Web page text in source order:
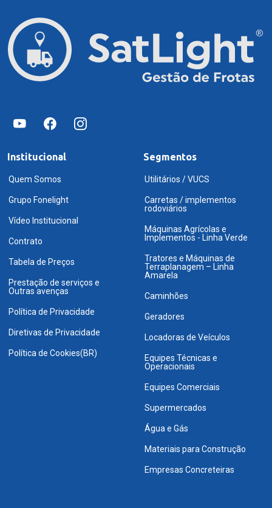
Institucional
Quem Somos
Grupo Fonelight
Vídeo Institucional
Contrato
Tabela de Preços
Prestação de serviços e
Outras avenças
Política de Privacidade
Diretivas de Privacidade
Política de Cookies(BR)
Segmentos
Utilitários / VUCS
Carretas / implementos
rodoviários
Máquinas Agrícolas e
Implementos - Linha Verde
Tratores e Máquinas de
Terraplanagem – Linha
Amarela
Caminhões
Geradores
Locadoras de Veículos
Equipes Técnicas e
Operacionais
Equipes Comerciais
Supermercados
Água e Gás
Materiais para Construção
Empresas Concreteiras